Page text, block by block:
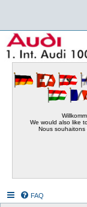
We would also like
Nous souhaitons
FAQ